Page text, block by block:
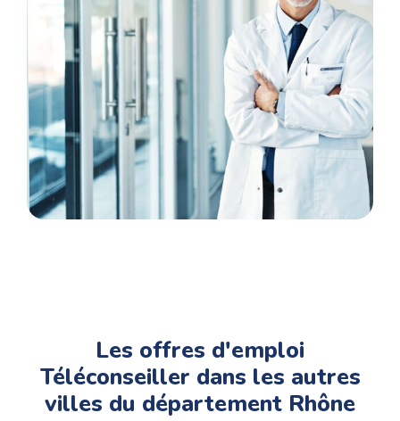
l’annonce jusqu’à votre prise de poste..
Les offres d'emploi
Téléconseiller dans les autres
villes du département Rhône